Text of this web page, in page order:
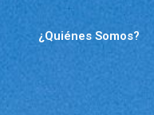
¿Quiénes Somos?